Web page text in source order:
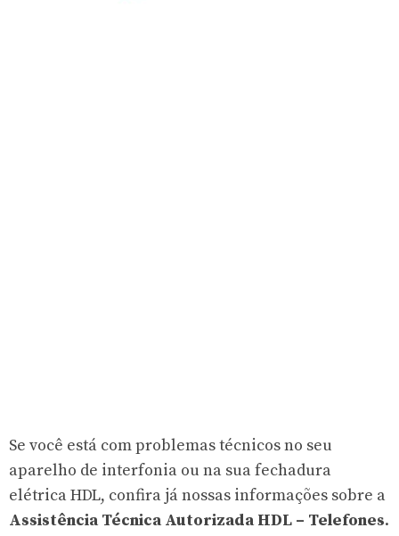
Se você está com problemas técnicos no seu
aparelho de interfonia ou na sua fechadura
elétrica HDL, confira já nossas informações sobre a
Assistência Técnica Autorizada HDL – Telefones.